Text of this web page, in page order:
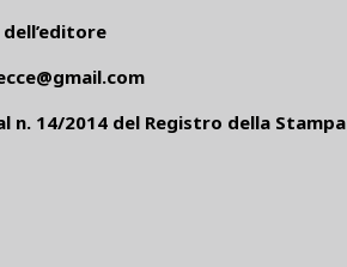
n. 14/2014 del Registro della Stampa